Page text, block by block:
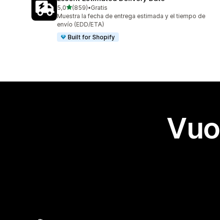
5,0stelle su 5
(859)
859 recensioni totali
•Gratis
Muestra la fecha de entrega estimada y el tiempo de
envío (EDD/ETA)
Built for Shopify